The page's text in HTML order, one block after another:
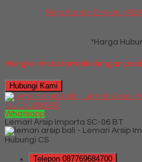
Meja Kantor Direktur
*Harga
Mungkin Anda tertarik dengan
Hubungi Kami
QUICK ORDER
Whatsapp
Lemari Arsip Importa SC-06 BT
Hubungi CS
Telepon 087769684700